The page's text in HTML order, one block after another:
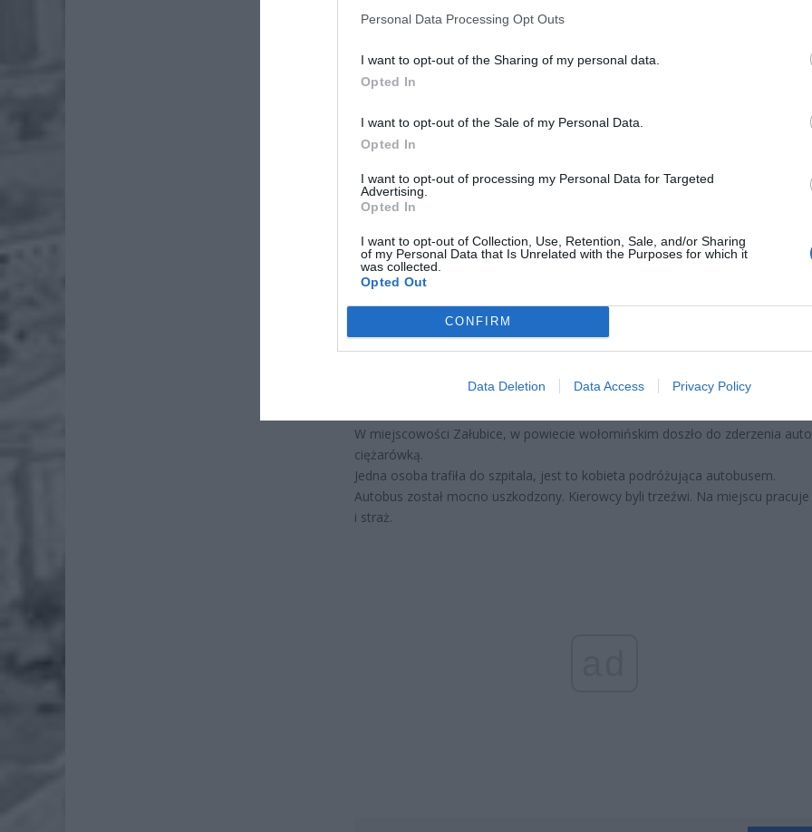
Personal Data Processing Opt Outs
I want to opt-out of the Sharing of my personal data.
Opted In
I want to opt-out of the Sale of my Personal Data.
Opted In
I want to opt-out of processing my Personal Data for Targeted
Advertising.
Opted In
I want to opt-out of Collection, Use, Retention, Sale, and/or Sharing
of my Personal Data that Is Unrelated with the Purposes for which it
was collected.
Opted Out
CONFIRM
Data Deletion Data Access Privacy Policy
Dodaj nas do preferowanych źródeł w Google
Fot. Łukasz / Warszawa w
Fot. Łukasz / Warszawa w
Fot. Łukasz /
W miejscowości Załubice, w powiecie wołomińskim doszło do zderzenia
ciężarówką.
Jedna osoba trafiła do szpitala, jest to kobieta podróżująca autobusem.
Autobus został mocno uszkodzony. Kierowcy byli trzeźwi. Na miejscu
i straż.